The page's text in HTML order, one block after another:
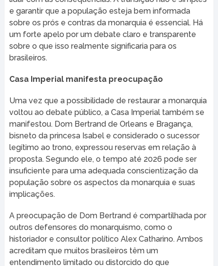
e garantir que a população esteja bem informada
sobre os prós e contras da monarquia é essencial. Há
um forte apelo por um debate claro e transparente
sobre o que isso realmente significaria para os
brasileiros.
Casa Imperial manifesta preocupação
Uma vez que a possibilidade de restaurar a monarquia
voltou ao debate público, a Casa Imperial também se
manifestou. Dom Bertrand de Orleans e Bragança,
bisneto da princesa Isabel e considerado o sucessor
legítimo ao trono, expressou reservas em relação à
proposta. Segundo ele, o tempo até 2026 pode ser
insuficiente para uma adequada conscientização da
população sobre os aspectos da monarquia e suas
implicações.
A preocupação de Dom Bertrand é compartilhada por
outros defensores do monarquismo, como o
historiador e consultor político Alex Catharino. Ambos
acreditam que muitos brasileiros têm um
entendimento limitado ou distorcido do que